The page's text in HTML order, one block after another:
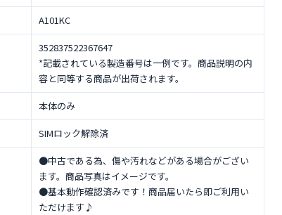
A101KC
352837522367647
*記載されている製造番号は一例です。商品説明の内
容と同等する商品が出荷されます。
本体のみ
SIMロック解除済
●中古である為、傷や汚れなどがある場合がござい
ます。商品写真はイメージです。
●基本動作確認済みです！商品届いたら即ご利用い
ただけます♪